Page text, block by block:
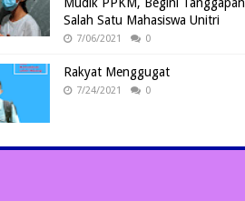
Salah Satu Mahasiswa Unitri
7/06/2021 0
Rakyat Menggugat
7/24/2021 0